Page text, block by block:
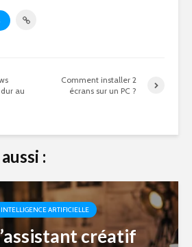
au
Comment installer 2
écrans sur un PC ?
:
INTELLIGENCE ARTIFICIELLE
créatif